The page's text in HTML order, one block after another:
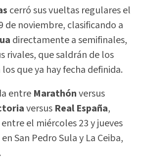
cerró sus vueltas regulares el
de noviembre, clasificando a
directamente a semifinales,
rivales, que saldrán de los
que ya hay fecha definida.
entre Marathónversus
versus Real España,
el miércoles 23 y jueves
San Pedro Sula y La Ceiba,